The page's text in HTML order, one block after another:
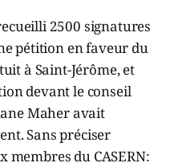
2500 signatures
pétition en faveur du
à Saint-Jérôme, et
devant le conseil
Maher avait
Sans préciser
membres du CASERN: